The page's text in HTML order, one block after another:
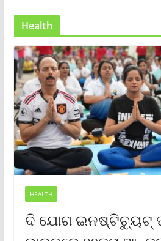
Health
HEALTH
ଦି ଯୋଗ ଇନଷ୍ଟିଚ୍ୟୁଟ୍